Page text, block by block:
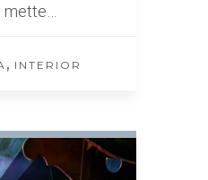
, INTERIOR